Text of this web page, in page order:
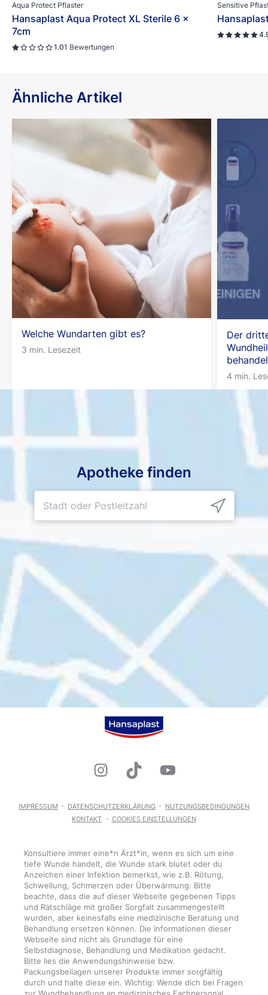
Aqua Protect Pflaster
Hansaplast Aqua Protect XL Sterile 6 x
7cm
1.01 Bewertungen
Sensitive
Ähnliche Artikel
Welche Wundarten gibt es?
3 min. Lesezeit
Der
4 min.
Apotheke finden
IMPRESSUM DATENSCHUTZERKLÄRUNG
NUTZUNGSBEDINGUNGEN
KONTAKT
COOKIES EINSTELLUNGEN
Konsultiere immer eine*n Ärzt*in, wenn es sich um eine
tiefe Wunde handelt, die Wunde stark blutet oder du
Anzeichen einer Infektion bemerkst, wie z.B. Rötung,
Schwellung, Schmerzen oder Überwärmung. Bitte
beachte, dass die auf dieser Webseite gegebenen Tipps
und Ratschläge mit großer Sorgfalt zusammengestellt
wurden, aber keinesfalls eine medizinische Beratung und
Behandlung ersetzen können. Die Informationen dieser
Webseite sind nicht als Grundlage für eine
Selbstdiagnose, Behandlung und Medikation gedacht.
Bitte lies die Anwendungshinweise bzw.
Packungsbeilagen unserer Produkte immer sorgfältig
durch und halte diese ein. Wichtig: Wende dich bei Fragen
zur Wundbehandlung an medizinisches Fachpersonal.